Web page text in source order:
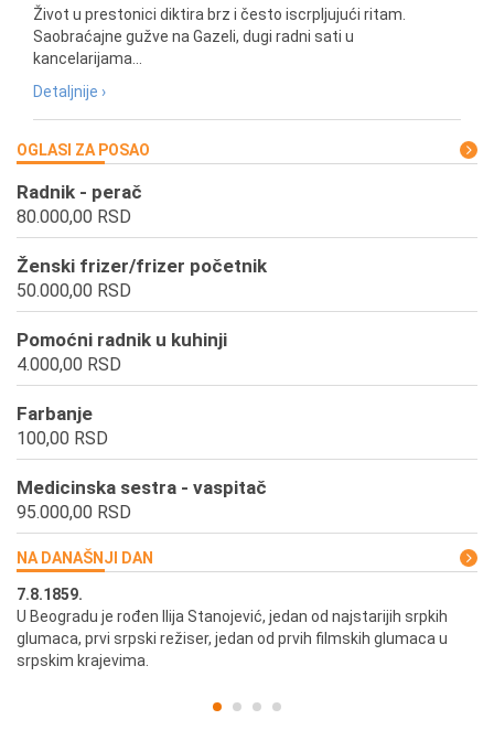
Život u prestonici diktira brz i često iscrpljujući ritam.
Saobraćajne gužve na Gazeli, dugi radni sati u
kancelarijama...
Detaljnije ›
OGLASI ZA POSAO
Radnik - perač
80.000,00 RSD
Ženski frizer/frizer početnik
50.000,00 RSD
Pomoćni radnik u kuhinji
4.000,00 RSD
Farbanje
100,00 RSD
Medicinska sestra - vaspitač
95.000,00 RSD
NA DANAŠNJI DAN
7.8.1859.
U Beogradu je rođen Ilija Stanojević, jedan od najstarijih srpkih
glumaca, prvi srpski režiser, jedan od prvih filmskih glumaca u
srpskim krajevima.